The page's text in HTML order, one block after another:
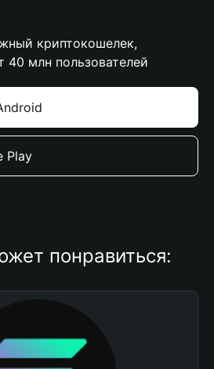
криптокошелек,
40 млн пользователей
Play
понравиться: